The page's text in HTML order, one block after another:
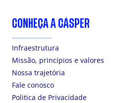
CONHEÇA A CÁSPER
Infraestrutura
Missão, princípios e valores
Nossa trajetória
Fale conosco
Politica de Privacidade